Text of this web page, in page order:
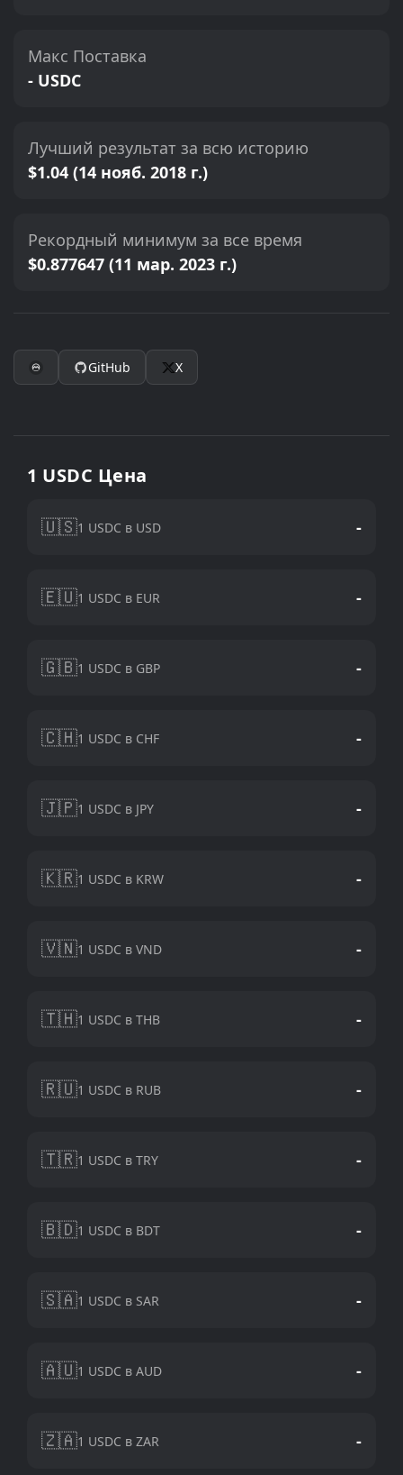
Макс Поставка
- USDC
Лучший результат за всю историю
$1.04 (14 нояб. 2018 г.)
Рекордный минимум за все время
$0.877647 (11 мар. 2023 г.)
GitHub X
1 USDC Цена
🇺🇸1 USDC в USD -
🇪🇺1 USDC в EUR -
🇬🇧1 USDC в GBP -
🇨🇭1 USDC в CHF -
🇯🇵1 USDC в JPY -
🇰🇷1 USDC в KRW -
🇻🇳1 USDC в VND -
🇹🇭1 USDC в THB -
🇷🇺1 USDC в RUB -
🇹🇷1 USDC в TRY -
🇧🇩1 USDC в BDT -
🇸🇦1 USDC в SAR -
🇦🇺1 USDC в AUD -
🇿🇦1 USDC в ZAR -